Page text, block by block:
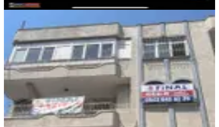
Şakirpaşa Caddesi Üzerinde Xx Large
Masrafsız 3+1 Daire
Seyhan, Şakirpaşa Mahallesi
3+1·175 m² Müstakil 06.08.2026
11.000 ₺